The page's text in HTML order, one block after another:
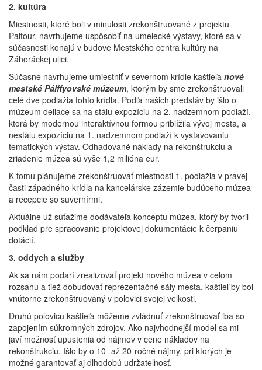
2. kultúra
Miestnosti, ktoré boli v minulosti zrekonštruované z projektu
Paltour, navrhujeme uspôsobiť na umelecké výstavy, ktoré sa v
súčasnosti konajú v budove Mestského centra kultúry na
Záhoráckej ulici.
Súčasne navrhujeme umiestniť v severnom krídle kaštieľa nové
mestské Pálffyovské múzeum, ktorým by sme zrekonštruovali
celé dve podlažia tohto krídla. Podľa našich predstáv by išlo o
múzeum deliace sa na stálu expozíciu na 2. nadzemnom podlaží,
ktorá by modernou interaktívnou formou priblížila vývoj mesta, a
nestálu expozíciu na 1. nadzemnom podlaží k vystavovaniu
tematických výstav. Odhadované náklady na rekonštrukciu a
zriadenie múzea sú vyše 1,2 milióna eur.
K tomu plánujeme zrekonštruovať miestnosti 1. podlažia v pravej
časti západného krídla na kancelárske zázemie budúceho múzea
a recepcie so suvernírmi.
Aktuálne už súťažime dodávateľa konceptu múzea, ktorý by tvoril
podklad pre spracovanie projektovej dokumentácie k čerpaniu
dotácií.
3. oddych a služby
Ak sa nám podarí zrealizovať projekt nového múzea v celom
rozsahu a tiež dobudovať reprezentačné sály mesta, kaštieľ by bol
vnútorne zrekonštruovaný v polovici svojej veľkosti.
Druhú polovicu kaštieľa môžeme zvládnuť zrekonštruovať iba so
zapojením súkromných zdrojov. Ako najvhodnejší model sa mi
javí možnosť upustenia od nájmov v cene nákladov na
rekonštrukciu. Išlo by o 10- až 20-ročné nájmy, pri ktorých je
možné garantovať aj dlhodobú udržateľnosť.